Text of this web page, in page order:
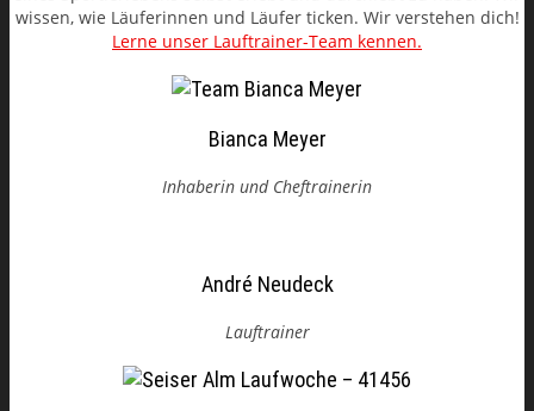
wissen, wie Läuferinnen und Läufer ticken. Wir verstehen dich!
Lerne unser Lauftrainer-Team kennen.
Bianca Meyer
Inhaberin und Cheftrainerin
André Neudeck
Lauftrainer